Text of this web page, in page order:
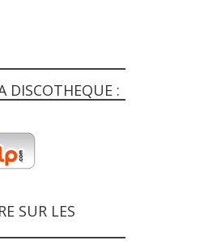
DISCOTHEQUE :
SUR LES